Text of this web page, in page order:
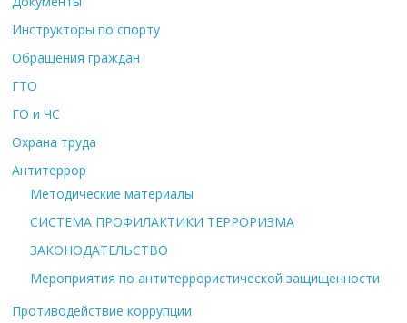
Инструкторы по спорту
Обращения граждан
ГТО
ГО и ЧС
Охрана труда
Антитеррор
Методические материалы
СИСТЕМА ПРОФИЛАКТИКИ ТЕРРОРИЗМА
ЗАКОНОДАТЕЛЬСТВО
Мероприятия по антитеррористической защищенности
Противодействие коррупции